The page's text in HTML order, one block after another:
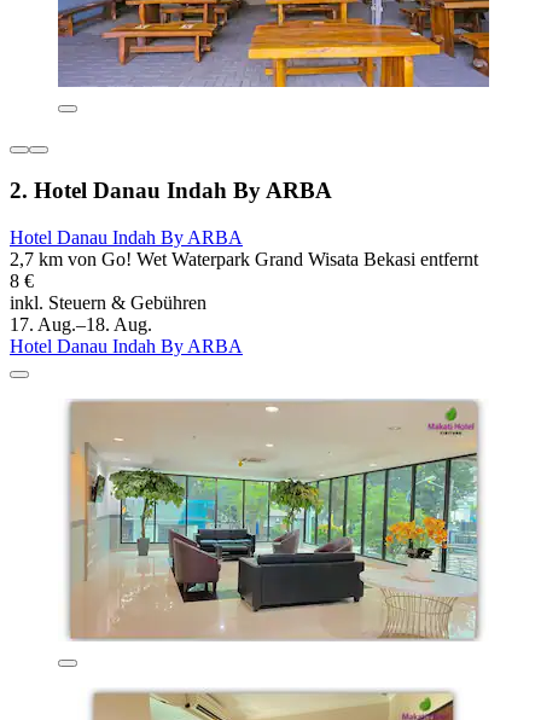
2. Hotel Danau Indah By ARBA
Hotel Danau Indah By ARBA
2,7 km von Go! Wet Waterpark Grand Wisata Bekasi entfernt
8 €
inkl. Steuern & Gebühren
17. Aug.–18. Aug.
Hotel Danau Indah By ARBA